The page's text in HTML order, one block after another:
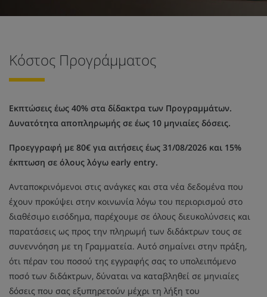
Κόστος Προγράμματος
Εκπτώσεις έως 40% στα δίδακτρα των Προγραμμάτων.
Δυνατότητα αποπληρωμής σε έως 10 μηνιαίες δόσεις.
Προεγγραφή με 80€ για αιτήσεις έως 31/08/2026 και 15%
έκπτωση σε όλους λόγω early entry.
Ανταποκρινόμενοι στις ανάγκες και στα νέα δεδομένα που
έχουν προκύψει στην κοινωνία λόγω του περιορισμού στο
διαθέσιμο εισόδημα, παρέχουμε σε όλους διευκολύνσεις και
παρατάσεις ως προς την πληρωμή των διδάκτρων τους σε
συνεννόηση με τη Γραμματεία. Αυτό σημαίνει στην πράξη,
ότι πέραν του ποσού της εγγραφής σας το υπολειπόμενο
ποσό των διδάκτρων, δύναται να καταβληθεί σε μηνιαίες
δόσεις που σας εξυπηρετούν μέχρι τη λήξη του